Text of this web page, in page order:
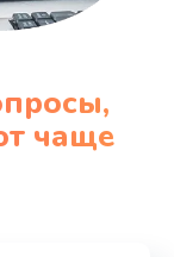
чаще